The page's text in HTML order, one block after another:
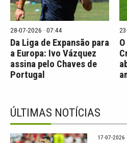
28-07-2026 · 07:44
Da Liga de Expansão para
a Europa: Ivo Vázquez
assina pelo Chaves de
Portugal
ÚLTIMAS NOTÍCIAS
17-07-2026